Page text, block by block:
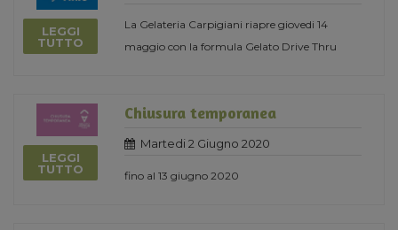
LEGGI
TUTTO
La Gelateria Carpigiani riapre giovedi 14
maggio con la formula Gelato Drive Thru
LEGGI
TUTTO
Chiusura temporanea
Martedi 2 Giugno 2020
fino al 13 giugno 2020